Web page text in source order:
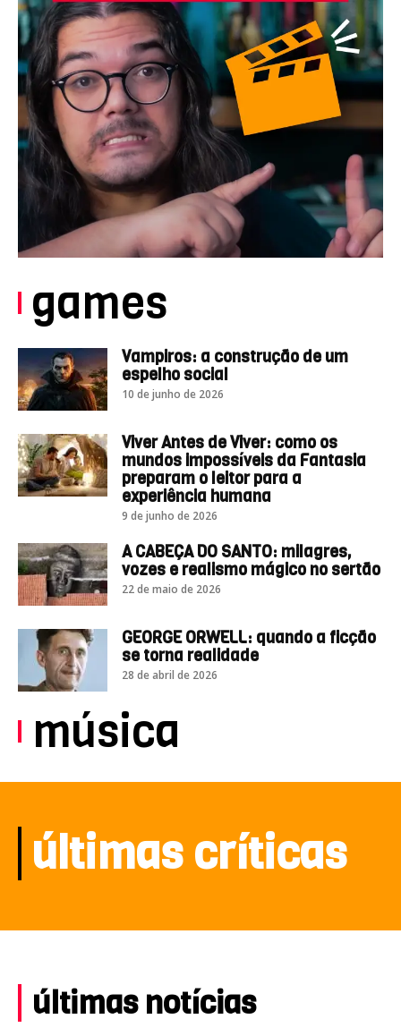
games
Vampiros: a construção de um
espelho social
10 de junho de 2026
Viver Antes de Viver: como os
mundos impossíveis da Fantasia
preparam o leitor para a
experiência humana
9 de junho de 2026
A CABEÇA DO SANTO: milagres,
vozes e realismo mágico no sertão
22 de maio de 2026
GEORGE ORWELL: quando a ficção
se torna realidade
28 de abril de 2026
música
últimas críticas
últimas notícias